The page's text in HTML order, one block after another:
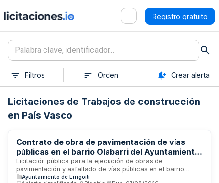
Registro gratuito
Filtros Orden Crear alerta
Licitaciones de Trabajos de construcción
en País Vasco
Contrato de obra de pavimentación de vías
públicas en el barrio Olabarri del Ayuntamiento
de Errigoiti
Licitación pública para la ejecución de obras de
pavimentación y asfaltado de vías públicas en el barrio
Olabarri del municipio de Errigoiti. El Ayuntamiento contrata
Ayuntamiento de Errigoiti